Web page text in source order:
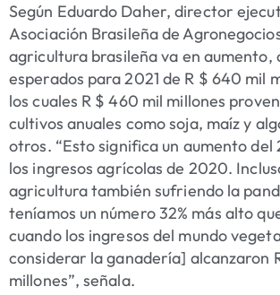
Según Eduardo Daher, director
Asociación Brasileña de
agricultura brasileña va en aumento,
esperados para 2021 de R $ 640 mil
los cuales R $ 460 mil millones
cultivos anuales como soja, maíz y
otros. “Esto significa un aumento del
los ingresos agrícolas de 2020.
agricultura también sufriendo la
teníamos un número 32% más alto
cuando los ingresos del mundo
considerar la ganadería] alcanzaron
millones”, señala.